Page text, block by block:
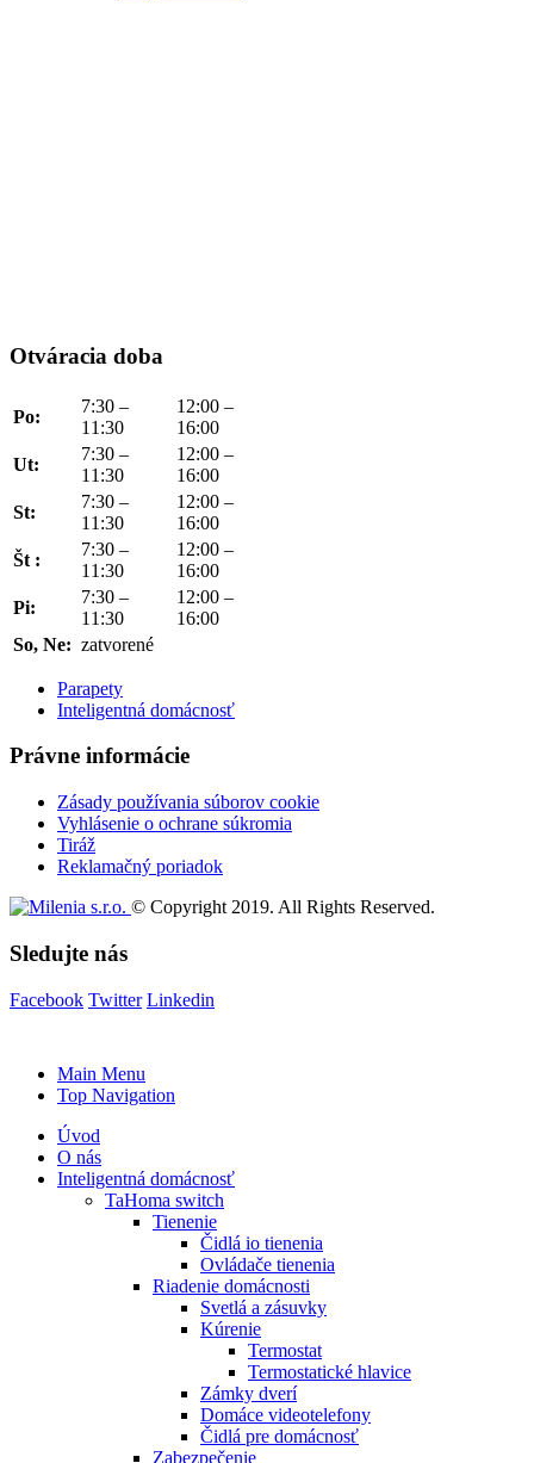
Otváracia doba
Po:
7:30 –
11:30
12:00 –
16:00
Ut:
7:30 –
11:30
12:00 –
16:00
St:
7:30 –
11:30
12:00 –
16:00
Št :
7:30 –
11:30
12:00 –
16:00
Pi:
7:30 –
11:30
12:00 –
16:00
So, Ne: zatvorené
Parapety
Inteligentná domácnosť
Právne informácie
Zásady používania súborov cookie
Vyhlásenie o ochrane súkromia
Tiráž
Reklamačný poriadok
© Copyright 2019. All Rights Reserved.
Sledujte nás
Facebook Twitter Linkedin
Main Menu
Top Navigation
Úvod
O nás
Inteligentná domácnosť
TaHoma switch
Tienenie
Čidlá io tienenia
Ovládače tienenia
Riadenie domácnosti
Svetlá a zásuvky
Kúrenie
Termostat
Termostatické hlavice
Zámky dverí
Domáce videotelefony
Čidlá pre domácnosť
Zabezpečenie